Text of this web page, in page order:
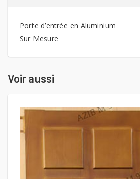
Porte d’entrée en Aluminium
Sur Mesure
Voir aussi